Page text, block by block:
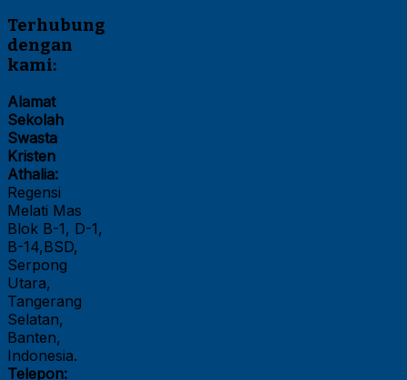
Terhubung
dengan
kami:
Alamat
Sekolah
Swasta
Kristen
Athalia:
Regensi
Melati Mas
Blok B-1, D-1,
B-14,BSD,
Serpong
Utara,
Tangerang
Selatan,
Banten,
Indonesia.
Telepon: